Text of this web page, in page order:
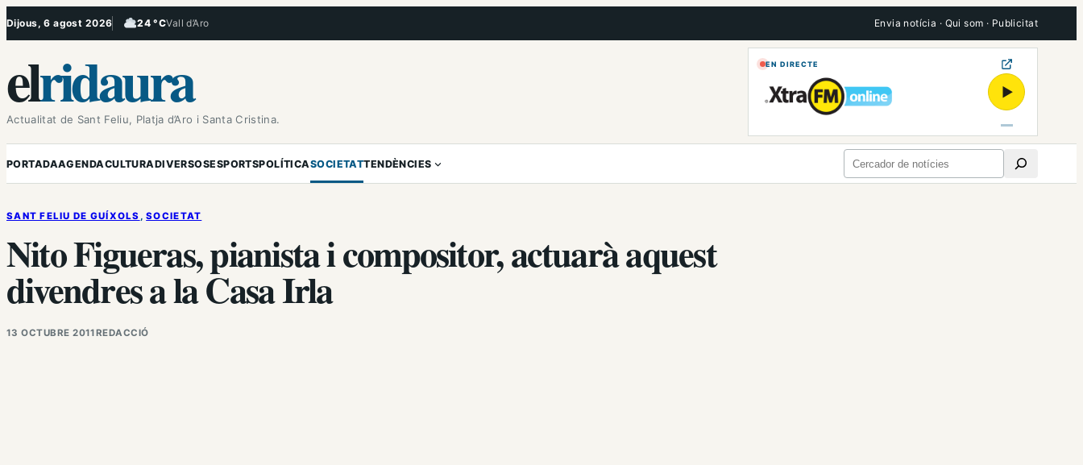
Vés
Dijous, 6 agost 2026 24 °CVall d’Aro
, Ennuvolat Envia notícia · Qui som · Publicitat
elridaura
Actualitat de Sant Feliu, Platja d’Aro i Santa Cristina.
EN DIRECTE
▶
PORTADAAGENDACULTURADIVERSOSESPORTSPOLÍTICASOCIETATTENDÈNCIES Cerca
SANT FELIU DE GUÍXOLS , SOCIETAT
Nito Figueras, pianista i compositor, actuarà aquest
divendres a la Casa Irla
13 OCTUBRE 2011REDACCIÓ